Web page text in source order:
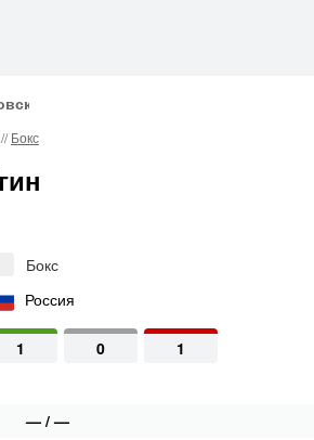
и Евлоев возглавят турнир UFC
//Бокс
Бокс
Россия
1 0 1
— / —